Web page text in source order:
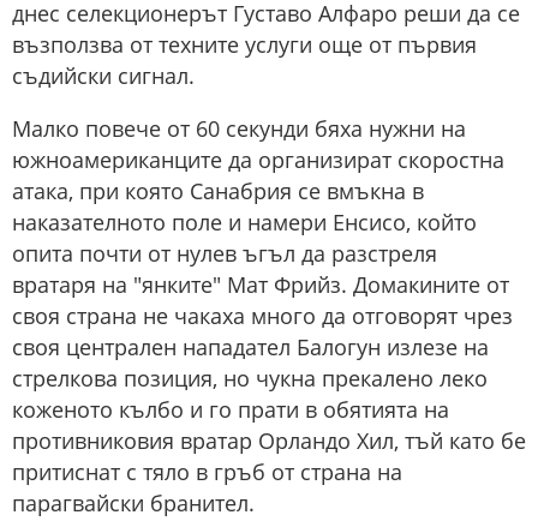
днес селекционерът Густаво Алфаро реши да се
възползва от техните услуги още от първия
съдийски сигнал.
Малко повече от 60 секунди бяха нужни на
южноамериканците да организират скоростна
атака, при която Санабрия се вмъкна в
наказателното поле и намери Енсисо, който
опита почти от нулев ъгъл да разстреля
вратаря на "янките" Мат Фрийз. Домакините от
своя страна не чакаха много да отговорят чрез
своя централен нападател Балогун излезе на
стрелкова позиция, но чукна прекалено леко
коженото кълбо и го прати в обятията на
противниковия вратар Орландо Хил, тъй като бе
притиснат с тяло в гръб от страна на
парагвайски бранител.